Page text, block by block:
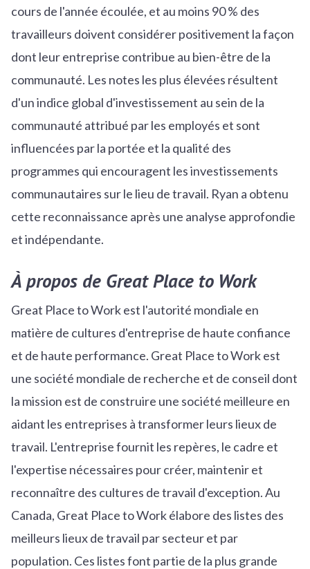
cours de l'année écoulée, et au moins 90 % des
travailleurs doivent considérer positivement la façon
dont leur entreprise contribue au bien-être de la
communauté. Les notes les plus élevées résultent
d'un indice global d'investissement au sein de la
communauté attribué par les employés et sont
influencées par la portée et la qualité des
programmes qui encouragent les investissements
communautaires sur le lieu de travail. Ryan a obtenu
cette reconnaissance après une analyse approfondie
et indépendante.
À propos de Great Place to Work
Great Place to Work est l'autorité mondiale en
matière de cultures d'entreprise de haute confiance
et de haute performance. Great Place to Work est
une société mondiale de recherche et de conseil dont
la mission est de construire une société meilleure en
aidant les entreprises à transformer leurs lieux de
travail. L'entreprise fournit les repères, le cadre et
l'expertise nécessaires pour créer, maintenir et
reconnaître des cultures de travail d'exception. Au
Canada, Great Place to Work élabore des listes des
meilleurs lieux de travail par secteur et par
population. Ces listes font partie de la plus grande